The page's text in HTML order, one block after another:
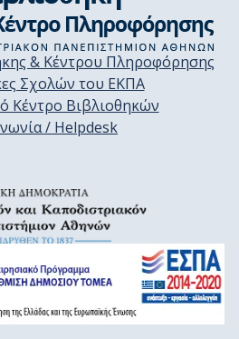
& Κέντρου Πληροφόρησης
Σχολών του ΕΚΠΑ
Κέντρο Βιβλιοθηκών
/ Helpdesk